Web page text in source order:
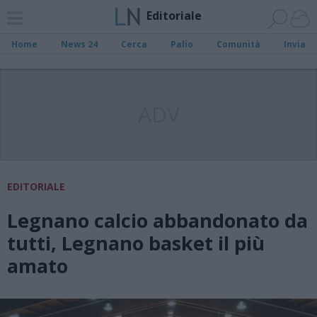
Editoriale
Home News 24 Cerca Palio Comunità Invia
EDITORIALE
Legnano calcio abbandonato da
tutti, Legnano basket il più
amato